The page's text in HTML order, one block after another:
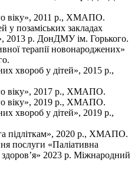
віку», 2011 р., ХМАПО.
у позаміських закладах
2013 р. ДонДМУ ім. Горького.
терапії новонароджених»
хвороб у дітей», 2015 р.,
віку», 2017 р., ХМАПО.
віку», 2019 р., ХМАПО.
хвороб у дітей», 2019 р.,
підліткам», 2020 р., ХМАПО.
послуги «Паліативна
2023 р. Міжнародний